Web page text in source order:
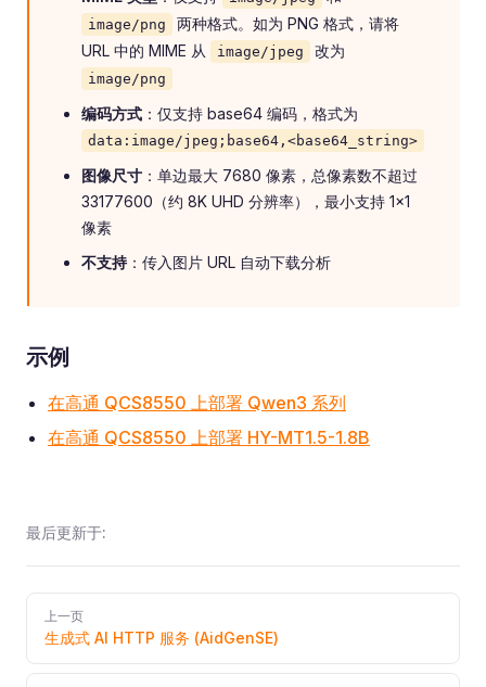
image/png
两种格式。如为 PNG 格式，请将
URL 中的 MIME 从
image/jpeg 改为
image/png
编码方式 ：仅支持 base64 编码，格式为
data:image/jpeg;base64,<base64_string>
图像尺寸 ：单边最大 7680 像素，总像素数不超过
33177600（约 8K UHD 分辨率），最小支持 1×1
像素
不支持：传入图片 URL 自动下载分析
示例
在高通 QCS8550 上部署 Qwen3 系列
在高通 QCS8550 上部署 HY-MT1.5-1.8B
最后更新于:
Pager
上一页
生成式 AI HTTP 服务 (AidGenSE)